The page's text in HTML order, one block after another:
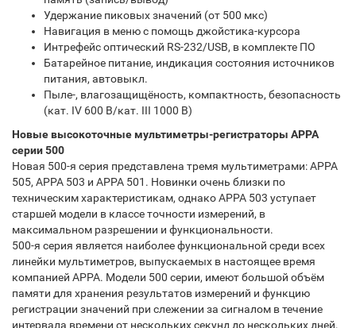
Удержание пиковых значений (от 500 мкс)
Навигация в меню с помощь джойстика-курсора
Интрефейс оптический RS-232/USB, в комплекте ПО
Батарейное питание, индикация состояния источников
питания, автовыкл.
Пыле-, влагозащищёность, компактность, безопасность
(кат. IV 600 В/кат. III 1000 В)
Новые высокоточные мультиметры-регистраторы APPA
серии 500
Новая 500-я серия представлена тремя мультиметрами: АРРА
505, АРРА 503 и APPA 501. Новинки очень близки по
техническим характеристикам, однако АРРА 503 уступает
старшей модели в классе точности измерений, в
максимальном разрешении и функциональности.
500-я серия является наиболее функциональной среди всех
линейки мультиметров, выпускаемых в настоящее время
компанией АРРА. Модели 500 серии, имеют большой объём
памяти для хранения результатов измерений и функцию
регистрации значений при слежении за сигналом в течение
интервала времени от нескольких секунд до нескольких дней.